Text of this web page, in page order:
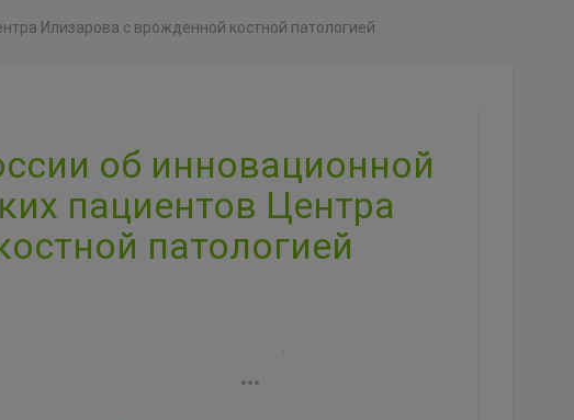
Илизарова с врожденной костной патологией
об инновационной
пациентов Центра
патологией